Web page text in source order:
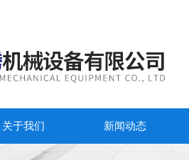
关于我们 新闻动态